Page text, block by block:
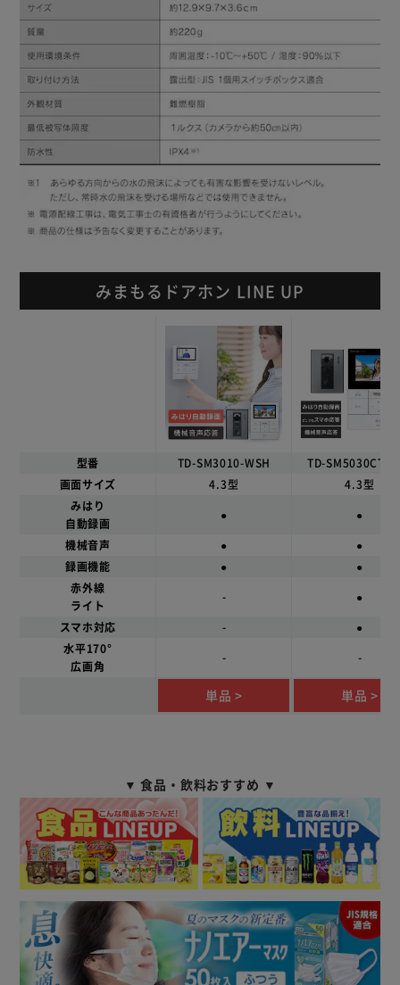
みまもるドアホン LINE UP
型番 TD-SM3010-WSH
TD-SM5030CT-
画面サイズ
4.3型
4.3型
みはり
自動録画
●
●
機械音声
●
●
録画機能
●
●
赤外線
ライト
-
●
スマホ対応
-
●
水平170°
広画角
- -
単品 単品
▼ 食品・飲料おすすめ ▼